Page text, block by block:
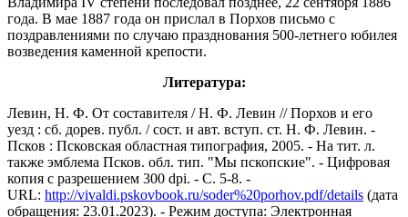
года. В мае 1887 года он прислал в Порхов письмо с
поздравлениями по случаю празднования 500-летнего юбилея
возведения каменной крепости.
Литература:
Левин, Н. Ф. От составителя / Н. Ф. Левин // Порхов и его
уезд : сб. дорев. публ. / сост. и авт. вступ. ст. Н. Ф. Левин. -
Псков : Псковская областная типография, 2005. - На тит. л.
также эмблема Псков. обл. тип. "Мы пскопские". - Цифровая
копия с разрешением 300 dpi. - С. 5-8. -
URL: http://vivaldi.pskovbook.ru/soder%20porhov.pdf/details (дата
обращения: 23.01.2023). - Режим доступа: Электронная